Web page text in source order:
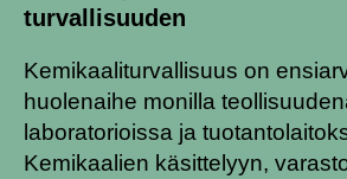
turvallisuuden
Kemikaaliturvallisuus on
huolenaihe monilla
laboratorioissa ja
Kemikaalien käsittelyyn,